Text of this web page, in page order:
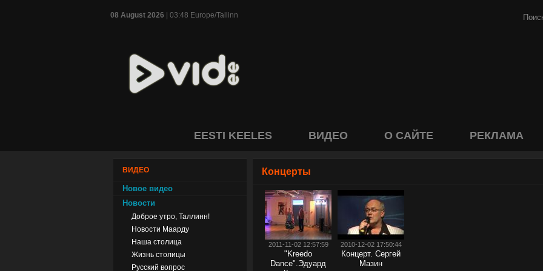
08 August 2026 | 03:48 Europe/Tallinn
EESTI KEELES ВИДЕО О САЙТЕ РЕКЛАМА
ВИДЕО
Новое видео
Новости
Доброе утро, Таллинн!
Новости Маарду
Наша столица
Жизнь столицы
Русский вопрос
Концерты
2011-11-02 12:57:59
"Kreedo
Danсe".Эдуард
2010-12-02 17:50:44
Концерт. Сергей
Мазин